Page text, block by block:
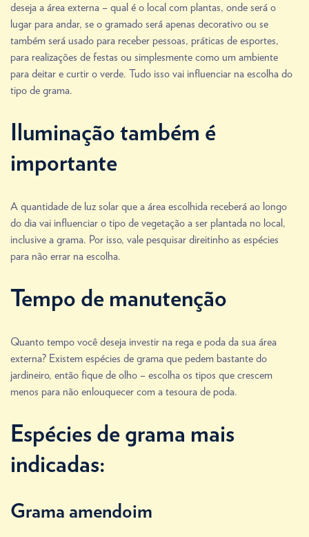
deseja a área externa – qual é o local com plantas, onde será o
lugar para andar, se o gramado será apenas decorativo ou se
também será usado para receber pessoas, práticas de esportes,
para realizações de festas ou simplesmente como um ambiente
para deitar e curtir o verde. Tudo isso vai influenciar na escolha do
tipo de grama.
Iluminação também é
importante
A quantidade de luz solar que a área escolhida receberá ao longo
do dia vai influenciar o tipo de vegetação a ser plantada no local,
inclusive a grama. Por isso, vale pesquisar direitinho as espécies
para não errar na escolha.
Tempo de manutenção
Quanto tempo você deseja investir na rega e poda da sua área
externa? Existem espécies de grama que pedem bastante do
jardineiro, então fique de olho – escolha os tipos que crescem
menos para não enlouquecer com a tesoura de poda.
Espécies de grama mais
indicadas:
Grama amendoim